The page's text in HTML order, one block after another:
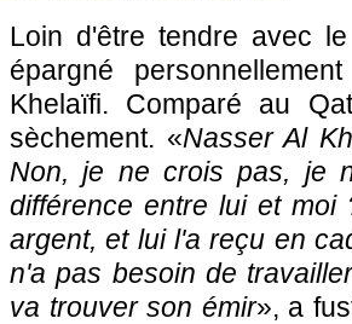
Loin d'être tendre avec
épargné
Khelaïfi. Comparé au
sèchement. «Nasser Al
Non, je ne crois pas, je
différence entre lui et
argent, et lui l'a reçu en
n'a pas besoin de
va trouver son émir», a